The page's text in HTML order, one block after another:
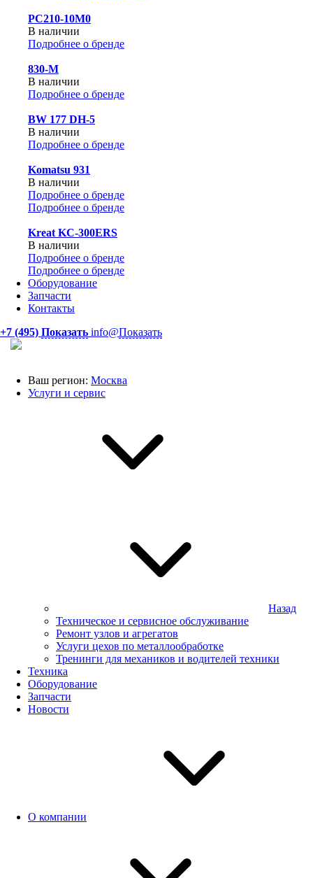
PC210-10M0
В наличии
Подробнее о бренде
830-М
В наличии
Подробнее о бренде
BW 177 DH-5
В наличии
Подробнее о бренде
Komatsu 931
В наличии
Подробнее о бренде
Подробнее о бренде
Kreat KC-300ERS
В наличии
Подробнее о бренде
Подробнее о бренде
Оборудование
Запчасти
Контакты
+7 (495) Показать info@Показать
Ваш регион: Москва
Услуги и сервис
Назад
Техническое и сервисное обслуживание
Ремонт узлов и агрегатов
Услуги цехов по металлообработке
Тренинги для механиков и водителей техники
Техника
Оборудование
Запчасти
Новости
О компании